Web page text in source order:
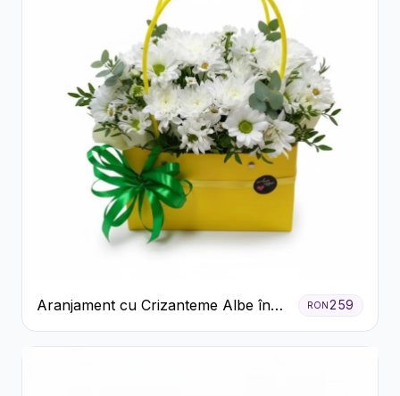
Aranjament cu Crizanteme Albe în
Cutie Galbenă
RON259